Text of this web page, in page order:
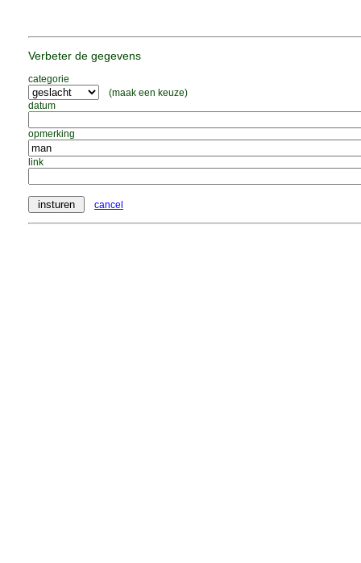
Verbeter de gegevens
categorie
(maak een keuze)
datum
opmerking
link
cancel